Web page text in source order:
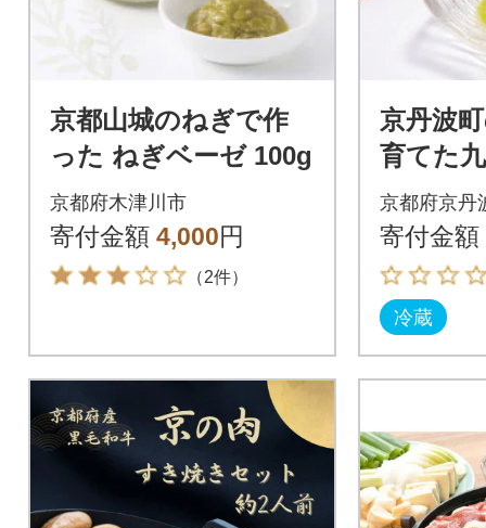
京都山城のねぎで作
った ねぎベーゼ 100g
京都府木津川市
寄付金額 4,000円
（2件）
京丹波
育てた
ルデソ
京都府京丹
寄付金額
冷蔵